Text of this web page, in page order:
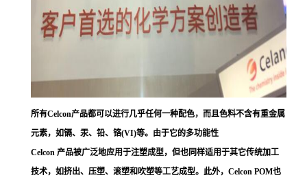
所有Celcon产品都可以进行几乎任何一种配色，而且色料不含有重金属
元素，如镉、汞、铅、铬(VI)等。由于它的多功能性
Celcon 产品被广泛地应用于注塑成型，但也同样适用于其它传统加工
技术，如挤出、压塑、滚塑和吹塑等工艺成型。此外，Celcon POM也